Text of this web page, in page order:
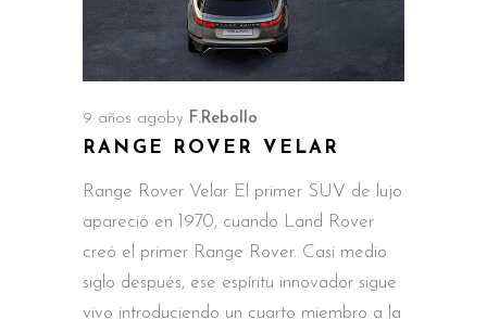
9 años agoby F.Rebollo
RANGE ROVER VELAR
Range Rover Velar El primer SUV de lujo
apareció en 1970, cuando Land Rover
creó el primer Range Rover. Casi medio
siglo después, ese espíritu innovador sigue
vivo introduciendo un cuarto miembro a la